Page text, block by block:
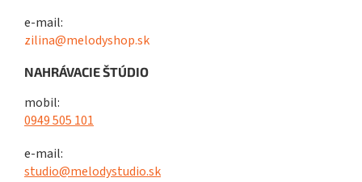
e-mail:
zilina@melodyshop.sk
NAHRÁVACIE ŠTÚDIO
mobil:
0949 505 101
e-mail:
studio@melodystudio.sk